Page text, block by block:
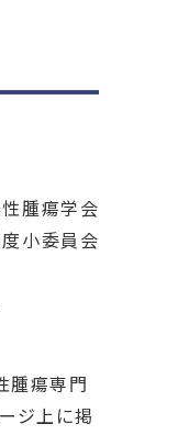
腫瘍学会
小委員会
腫瘍専門
ジ上に掲